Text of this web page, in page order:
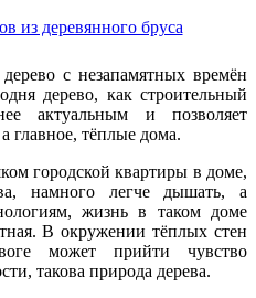
с незапамятных времён
дерево, как строительный
актуальным и позволяет
главное, тёплые дома.
городской квартиры в доме,
намного легче дышать, а
жизнь в таком доме
В окружении тёплых стен
может прийти чувство
такова природа дерева.